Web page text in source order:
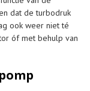
dat de turbodruk
ook weer niet té
óf met behulp van